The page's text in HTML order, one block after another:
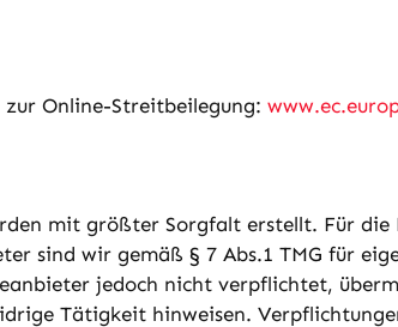
Online-Streitbeilegung:
mit größter Sorgfalt erstellt. Für
sind wir gemäß § 7 Abs.1 TMG für
jedoch nicht verpflichtet,
Tätigkeit hinweisen.